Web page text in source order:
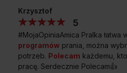
Krzysztof
5
#MojaOpiniaAmica Pralka łatwa
programów prania, można
potrzeb. Polecam każdemu,
pracę. Serdecznie Polecam👍️